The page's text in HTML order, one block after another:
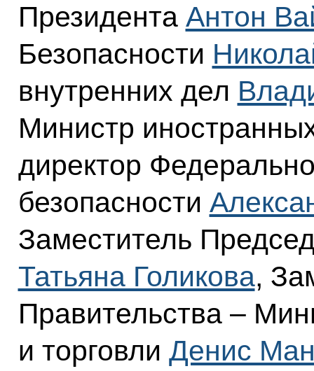
Президента Антон
Безопасности
внутренних дел
Министр
директор
безопасности
Заместитель
Татьяна Голикова,
Правительства –
и торговли Денис